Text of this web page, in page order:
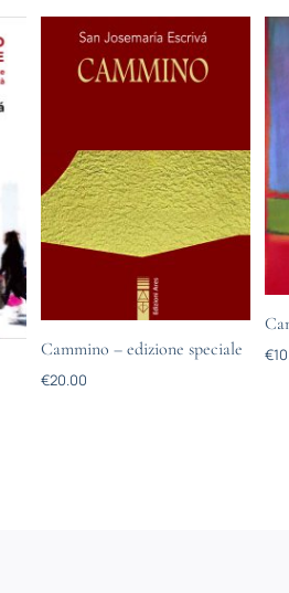
Cammino – edizione speciale
€20.00
€